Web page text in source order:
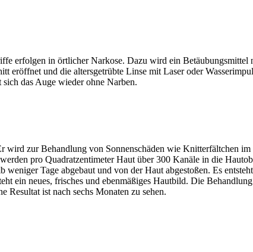
erfolgen in örtlicher Narkose. Dazu wird ein
und die altersgetrübte Linse mit Laser oder
das Auge wieder ohne Narben.
zur Behandlung von Sonnenschäden wie Knitterfältchen
pro Quadratzentimeter Haut über 300 Kanäle in die
Tage abgebaut und von der Haut abgestoßen. Es
ein neues, frisches und ebenmäßiges Hautbild. Die
ist nach sechs Monaten zu sehen.